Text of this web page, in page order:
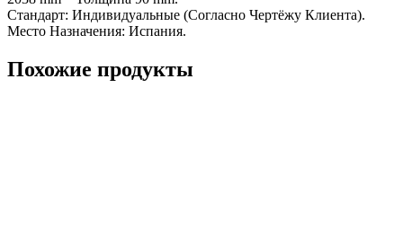
Стандарт: Индивидуальные (Согласно Чертёжу Клиента).
Место Назначения: Испания.
Похожие продукты